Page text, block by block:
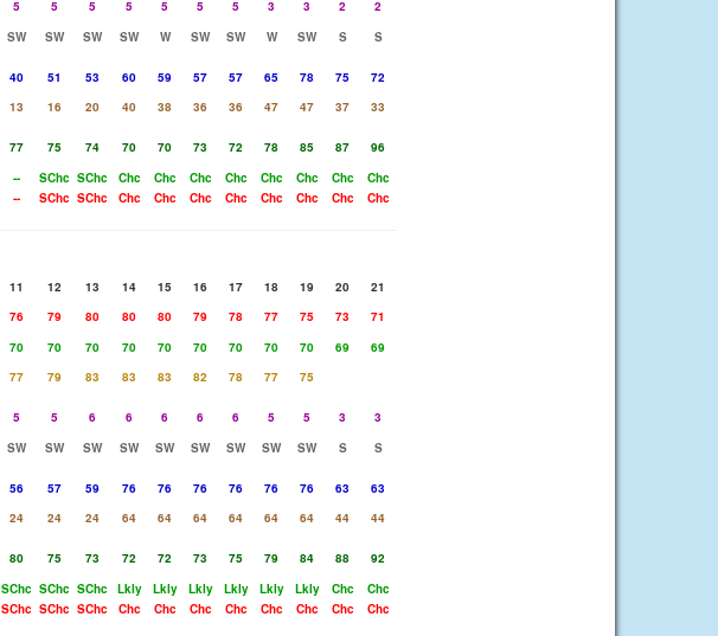
5 5 5 5 5 5 5 3 3 2
2
SW SW SW SW W SW SW W SW S
S
40 51 53 60 59 57 57 65 78 75
72
13 16 20 40 38 36 36 47 47 37
33
77 75 74 70 70 73 72 78 85 87
96
-- SChc SChc Chc Chc Chc Chc Chc Chc Chc
Chc
-- SChc SChc Chc Chc Chc Chc Chc Chc Chc Chc
11 12 13 14 15 16 17 18 19 20
21
76 79 80 80 80 79 78 77 75 73
71
70 70 70 70 70 70 70 70 70 69
69
77 79 83 83 83 82 78 77
75
5 5 6 6 6 6 6 5 5 3
3
SW SW SW SW SW SW SW SW SW S
S
56 57 59 76 76 76 76 76 76 63
63
24 24 24 64 64 64 64 64 64 44
44
80 75 73 72 72 73 75 79 84 88
92
SChc SChc SChc Lkly Lkly Lkly Lkly Lkly Lkly Chc
Chc
SChc SChc SChc Chc Chc Chc Chc Chc Chc Chc Chc